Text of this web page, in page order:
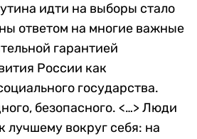
идти на выборы стало
ответом на многие важные
гарантией
России как
государства.
безопасного. <…> Люди
лучшему вокруг себя: на